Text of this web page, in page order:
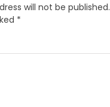
will not be published.
*